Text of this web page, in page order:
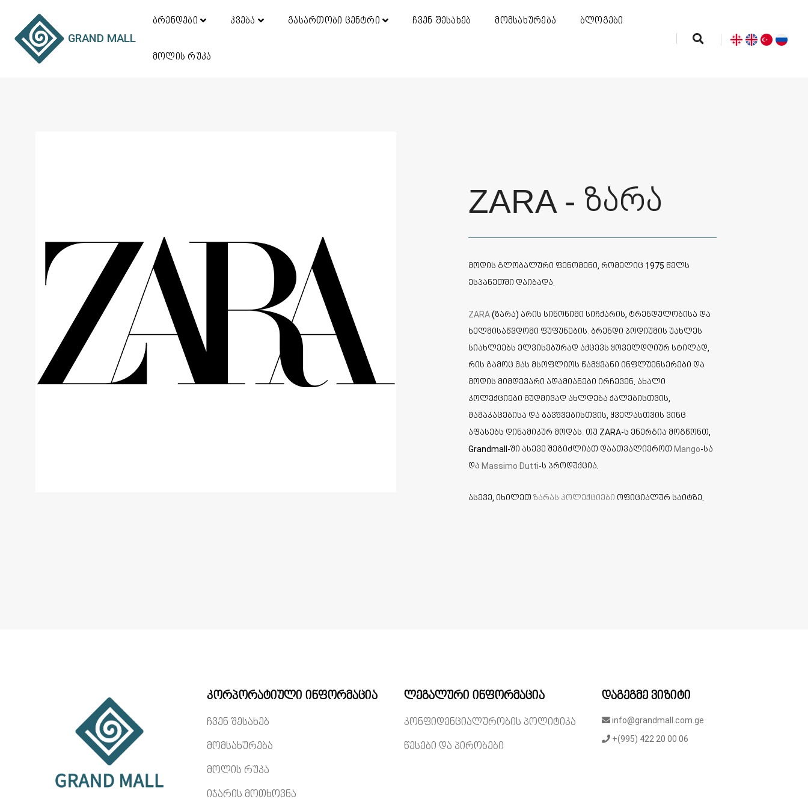
GRAND MALL
ბრენდები კვება გასართობი ცენტრი ჩვენ შესახებ მომსახურება ბლოგები
მოლის რუკა
ZARA - ზარა
მოდის გლობალური ფენომენი, რომელიც 1975 წელს
ესპანეთში დაიბადა.
ZARA(ზარა) არის სინონიმი სიჩქარის, ტრენდულობისა და
ხელმისაწვდომი ფუფუნების. ბრენდი პოდიუმის უახლეს
სიახლეებს ელვისებურად აქცევს ყოველდღიურ სტილად,
რის გამოც მას მსოფლიოს წამყვანი ინფლუენსერები და
მოდის მიმდევარი ადამიანები ირჩევენ. ახალი
კოლექციები მუდმივად ახლდება ქალებისთვის,
მამაკაცებისა და ბავშვებისთვის, ყველასთვის ვინც
აფასებს დინამიკურ მოდას. თუ ZARA-ს ენერგია მოგწონთ,
Grandmall-ში ასევე შეგიძლიათ დაათვალიეროთ Mango-სა
და Massimo Dutti-ს პროდუქცია.
ასევე, იხილეთ ზარას კოლექციები ოფიციალურ საიტზე.
კორპორატიული ინფორმაცია
ჩვენ შესახებ
მომსახურება
მოლის რუკა
იჯარის მოთხოვნა
ლეგალური ინფორმაცია
კონფიდენციალურობის პოლიტიკა
წესები და პირობები
დაგეგმე ვიზიტი
info@grandmall.com.ge
+(995) 422 20 00 06